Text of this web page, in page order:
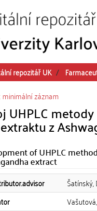
repozitář UK
záznam
UHPLC
z
of UHPLC
extract